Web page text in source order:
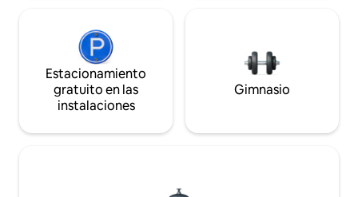
Estacionamiento
gratuito en las
instalaciones
Gimnasio